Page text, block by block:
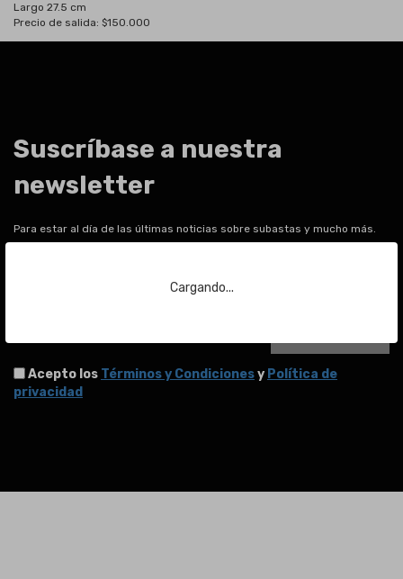
Cargando...
Largo 27.5 cm
Precio de salida: $150.000
Suscríbase a nuestra
newsletter
Para estar al día de las últimas noticias sobre subastas y mucho más.
Acepto los Términos y Condicionesy Política de
privacidad